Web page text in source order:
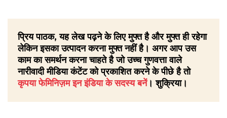
प्रिय पाठक, यह लेख पढ़ने के लिए मुफ्त है और मुफ्त ही रहेगा
लेकिन इसका उत्पादन करना मुफ्त नहीं है। अगर आप उस
काम का समर्थन करना चाहते है जो उच्च गुणवत्ता वाले
नारीवादी मीडिया कंटेंट को प्रकाशित करने के पीछे है तो
कृपया फेमिनिज़म इन इंडिया के सदस्य बनें। शुक्रिया।